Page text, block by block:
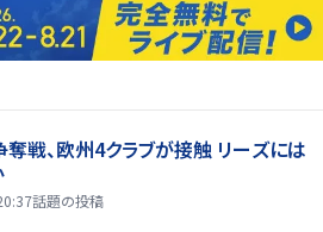
戦、欧州4クラブが接触 リーズには
話題の投稿